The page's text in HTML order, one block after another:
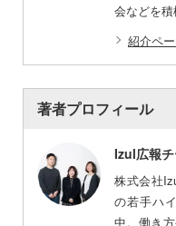
会などを積
紹介ペ
著者プロフィール
Izul広報
株式会社
の若手ハ
中。働き